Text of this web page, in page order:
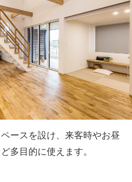
ースを設け、来客時やお昼
多目的に使えます。